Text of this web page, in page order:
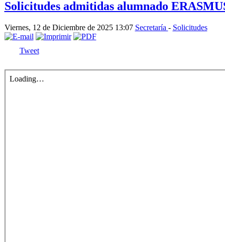
Solicitudes admitidas alumnado
Viernes, 12 de Diciembre de 2025 13:07 Secretaría - Solicitudes
Tweet